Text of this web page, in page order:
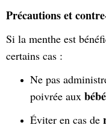
Précautions et
Si la menthe est
certains cas :
Ne pas
poivrée aux
Éviter en cas de